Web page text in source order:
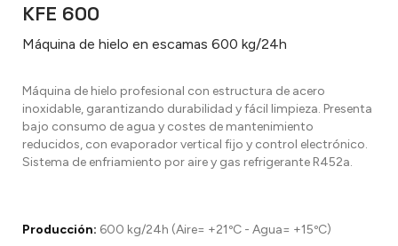
KFE 600
Máquina de hielo en escamas 600 kg/24h
Máquina de hielo profesional con estructura de acero
inoxidable, garantizando durabilidad y fácil limpieza. Presenta
bajo consumo de agua y costes de mantenimiento
reducidos, con evaporador vertical fijo y control electrónico.
Sistema de enfriamiento por aire y gas refrigerante R452a.
Producción: 600 kg/24h (Aire= +21ºC - Agua= +15ºC)